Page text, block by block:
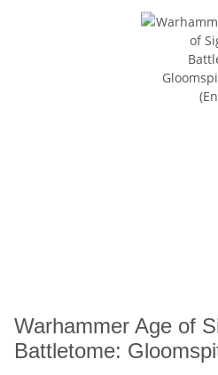
Warhammer Age of
Battletome: